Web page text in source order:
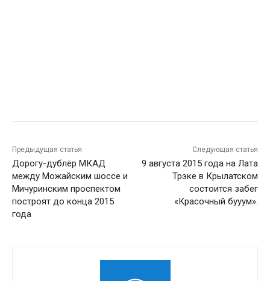
Предыдущая статья
Дорогу-дублёр МКАД
между Можайским шоссе и
Мичуринским проспектом
построят до конца 2015
года
Следующая статья
9 августа 2015 года на Лата
Трэке в Крылатском
состоится забег
«Красочный бууум».